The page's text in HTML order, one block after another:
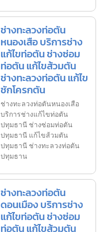
ช่างทะลวงท่อตัน
หนองเสือ บริการช่าง
แก้ไขท่อตัน ช่างซ่อม
ท่อตัน แก้ไขส้วมตัน
ช่างทะลวงท่อตัน แก้ไข
ชักโครกตัน
ช่างทะลวงท่อตันหนองเสือ
บริการช่างแก้ไขท่อตัน
ปทุมธานี ช่างซ่อมท่อตัน
ปทุมธานี แก้ไขส้วมตัน
ปทุมธานี ช่างทะลวงท่อตัน
ปทุมธาน
ช่างทะลวงท่อตัน
ดอนเมือง บริการช่าง
แก้ไขท่อตัน ช่างซ่อม
ท่อตัน แก้ไขส้วมตัน